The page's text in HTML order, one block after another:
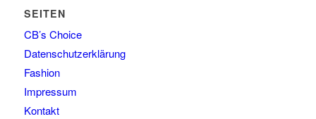
SEITEN
CB’s Choice
Datenschutzerklärung
Fashion
Impressum
Kontakt